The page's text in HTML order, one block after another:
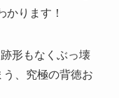
ります！
形もなくぶっ壊
、究極の背徳お